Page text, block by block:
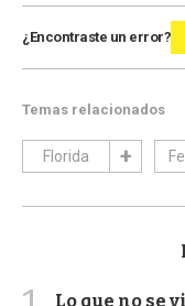
¿Encontraste un error?
Temas relacionados
Florida
Lo que no se